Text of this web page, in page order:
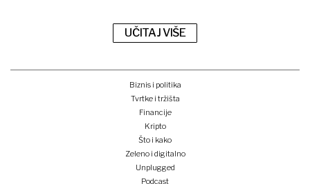
UČITAJ VIŠE
Biznis i politika
Tvrtke i tržišta
Financije
Kripto
Što i kako
Zeleno i digitalno
Unplugged
Podcast